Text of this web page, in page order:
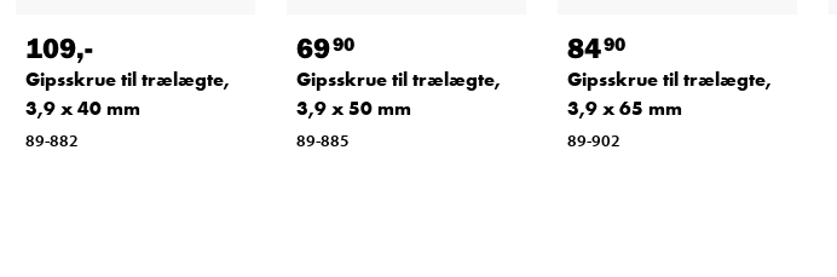
109,-
Gipsskrue til trælægte,
3,9 x 40 mm
89-882
6990
Gipsskrue til trælægte,
3,9 x 50 mm
89-885
8490
Gipsskrue til trælægte,
3,9 x 65 mm
89-902